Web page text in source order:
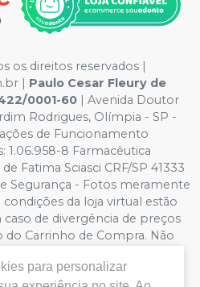
os direitos reservados |
| Paulo Cesar Fleury de
0001-60 | Avenida Doutor
Rodrigues, Olímpia - SP -
de Funcionamento
1.06.958-8 Farmacêutica
Fatima Sciasci CRF/SP 41333
Segurança - Fotos meramente
da loja virtual estão
caso de divergência de preços
do Carrinho de Compra. Não
de grandes volumes
para personalizar